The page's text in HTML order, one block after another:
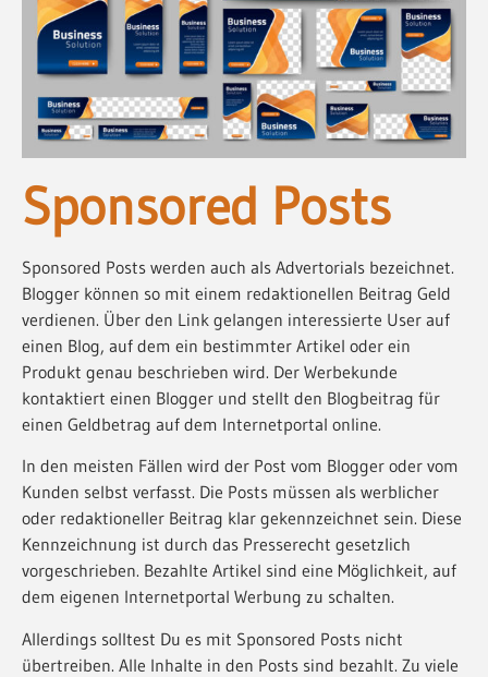
Sponsored Posts
Sponsored Posts werden auch als Advertorials bezeichnet.
Blogger können so mit einem redaktionellen Beitrag Geld
verdienen. Über den Link gelangen interessierte User auf
einen Blog, auf dem ein bestimmter Artikel oder ein
Produkt genau beschrieben wird. Der Werbekunde
kontaktiert einen Blogger und stellt den Blogbeitrag für
einen Geldbetrag auf dem Internetportal online.
In den meisten Fällen wird der Post vom Blogger oder vom
Kunden selbst verfasst. Die Posts müssen als werblicher
oder redaktioneller Beitrag klar gekennzeichnet sein. Diese
Kennzeichnung ist durch das Presserecht gesetzlich
vorgeschrieben. Bezahlte Artikel sind eine Möglichkeit, auf
dem eigenen Internetportal Werbung zu schalten.
Allerdings solltest Du es mit Sponsored Posts nicht
übertreiben. Alle Inhalte in den Posts sind bezahlt. Zu viele